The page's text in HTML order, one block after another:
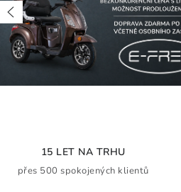
NÁKLADNÍ TŘÍKOLKY ADVENTO
ZÁNOVNÍ A PŘEDVÁDĚCÍ STROJE
PŘÍDAVNÉ POHONY
Předchozí
15 LET NA TRHU
přes 500 spokojených klientů